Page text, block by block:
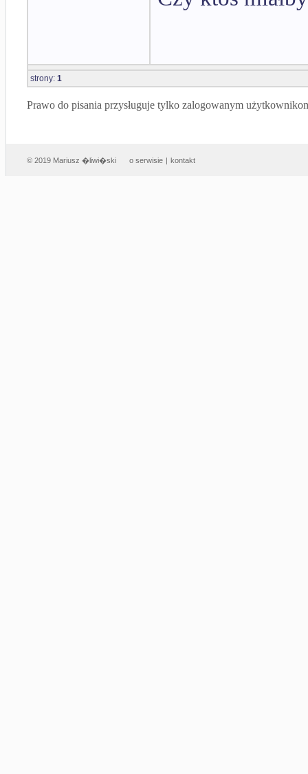
strony: 1
Prawo do pisania przysługuje tylko zalogowanym
© 2019 Mariusz �liwi�ski o serwisie | kontakt